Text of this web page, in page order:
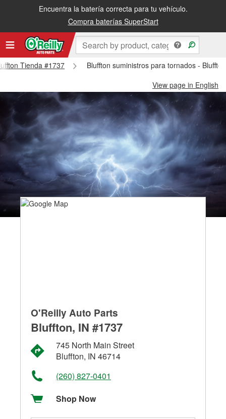
Encuentra la batería correcta para tu vehículo.
Compra baterías SuperStart
Tienda #1737
Bluffton suministros para tornados -
View page in English
O'Reilly Auto Parts
Bluffton, IN #1737
745 North Main Street
Bluffton, IN 46714
(260) 827-0401
Shop Now